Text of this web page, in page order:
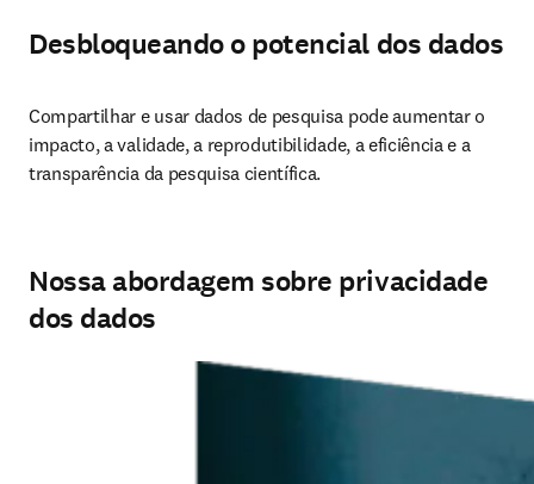
Desbloqueando o potencial dos dados
Compartilhar e usar dados de pesquisa pode aumentar o
impacto, a validade, a reprodutibilidade, a eficiência e a
transparência da pesquisa científica.
Nossa abordagem sobre privacidade
dos dados